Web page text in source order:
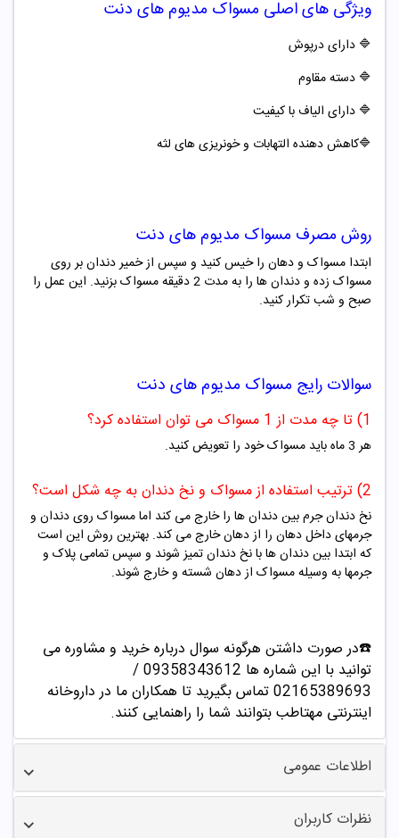
ویژگی های اصلی مسواک مدیوم های دنت
🔷 دارای درپوش
🔷 دسته مقاوم
🔷 دارای الیاف با کیفیت
🔷کاهش دهنده التهابات و خونریزی های لثه
روش مصرف مسواک مدیوم های دنت
ابتدا مسواک و دهان را خیس کنید و سپس از خمیر دندان بر روی
مسواک زده و دندان ها را به مدت 2 دقیقه مسواک بزنید. این عمل را
صبح و شب تکرار کنید.
سوالات رایج مسواک مدیوم های دنت
1) تا چه مدت از 1 مسواک می توان استفاده کرد؟
هر 3 ماه باید مسواک خود را تعویض کنید.
2) ترتیب استفاده از مسواک و نخ دندان به چه شکل است؟
نخ دندان جرم بین دندان ها را خارج می کند اما مسواک روی دندان و
جرمهای داخل دهان را از دهان خارج می کند. بهترین روش این است
که ابتدا بین دندان ها با نخ دندان تمیز شوند و سپس تمامی پلاک و
جرمها به وسیله مسواک از دهان شسته و خارج شوند.
☎️در صورت داشتن هرگونه سوال درباره خرید و مشاوره می
توانید با این شماره ها 09358343612 /
02165389693تماس بگیرید تا همکاران ما در داروخانه
اینترنتی مهتاطب بتوانند شما را راهنمایی کنند.
اطلاعات عمومی
نظرات کاربران